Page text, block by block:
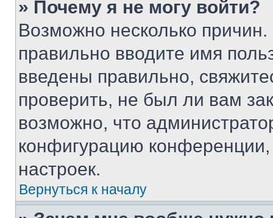
» Почему я не могу войти?
Возможно несколько
правильно вводите имя
введены правильно,
проверить, не был ли вам
возможно, что
конфигурацию
настроек.
Вернуться к началу